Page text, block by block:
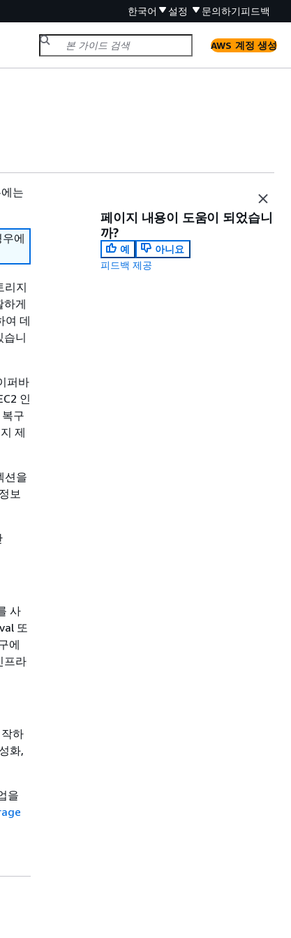
한국어 설정 문의하기피드백
AWS 계정 생성
는
에
리지
하게
여 데
습니
퍼바
인
구
제
션을
보
사
또
에
프라
하
화,
을
페이지 내용이 도움이 되었습니
까?
예
아니요
피드백 제공